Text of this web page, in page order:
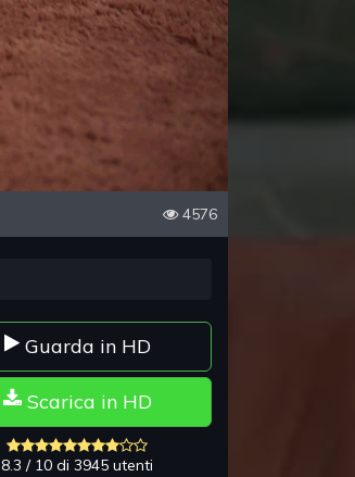
4576
Guarda in HD
Scarica in HD
8.3 / 10 di 3945 utenti